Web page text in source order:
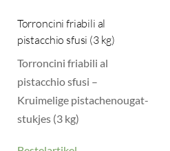
Torroncini friabili al
pistacchio sfusi (3 kg)
Torroncini friabili al
pistacchio sfusi –
Kruimelige pistachenougat-
stukjes (3 kg)